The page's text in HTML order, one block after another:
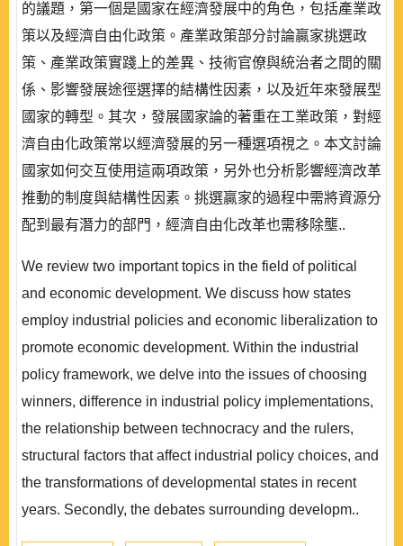
的議題，第一個是國家在經濟發展中的角色，包括產業政
策以及經濟自由化政策。產業政策部分討論贏家挑選政
策、產業政策實踐上的差異、技術官僚與統治者之間的關
係、影響發展途徑選擇的結構性因素，以及近年來發展型
國家的轉型。其次，發展國家論的著重在工業政策，對經
濟自由化政策常以經濟發展的另一種選項視之。本文討論
國家如何交互使用這兩項政策，另外也分析影響經濟改革
推動的制度與結構性因素。挑選贏家的過程中需將資源分
配到最有潛力的部門，經濟自由化改革也需移除壟..
We review two important topics in the field of political
and economic development. We discuss how states
employ industrial policies and economic liberalization to
promote economic development. Within the industrial
policy framework, we delve into the issues of choosing
winners, difference in industrial policy implementations,
the relationship between technocracy and the rulers,
structural factors that affect industrial policy choices, and
the transformations of developmental states in recent
years. Secondly, the debates surrounding developm..